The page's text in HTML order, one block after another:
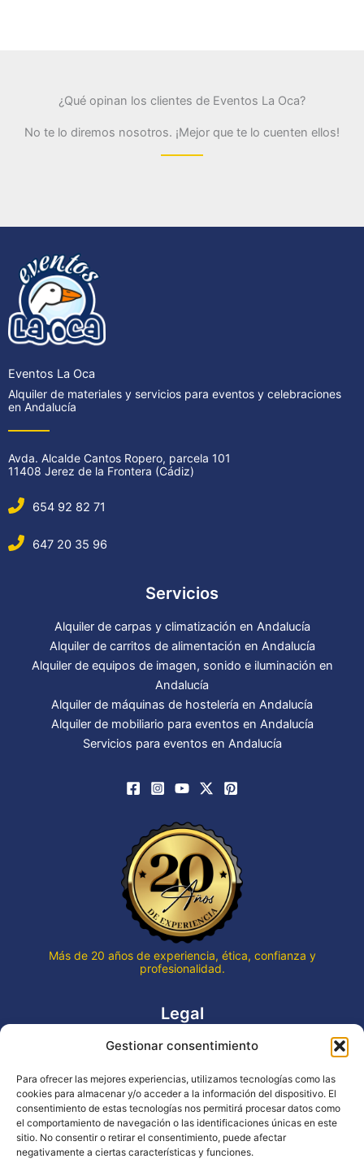
Gestionar consentimiento
Para ofrecer las mejores experiencias, utilizamos tecnologías como las
cookies para almacenar y/o acceder a la información del dispositivo. El
consentimiento de estas tecnologías nos permitirá procesar datos como
el comportamiento de navegación o las identificaciones únicas en este
sitio. No consentir o retirar el consentimiento, puede afectar
negativamente a ciertas características y funciones.
¿Qué opinan los clientes de Eventos La Oca?
No te lo diremos nosotros. ¡Mejor que te lo cuenten ellos!
Eventos La Oca
Alquiler de materiales y servicios para eventos y celebraciones
en Andalucía
Avda. Alcalde Cantos Ropero, parcela 101
11408 Jerez de la Frontera (Cádiz)
654 92 82 71
647 20 35 96
Servicios
Alquiler de carpas y climatización en Andalucía
Alquiler de carritos de alimentación en Andalucía
Alquiler de equipos de imagen, sonido e iluminación en
Andalucía
Alquiler de máquinas de hostelería en Andalucía
Alquiler de mobiliario para eventos en Andalucía
Servicios para eventos en Andalucía
Más de 20 años de experiencia, ética, confianza y
profesionalidad.
Legal
Aviso legal
Declaración de accesibilidad
Política de cookies (UE)